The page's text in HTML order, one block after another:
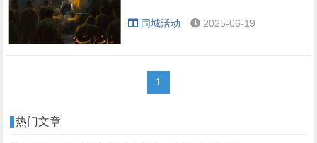
同城活动 2025-06-19
1
热门文章